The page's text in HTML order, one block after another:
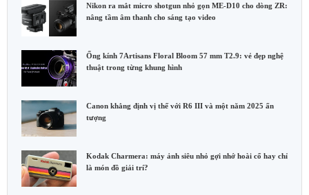
Nikon ra mắt micro shotgun nhỏ gọn ME-D10 cho dòng ZR:
nâng tầm âm thanh cho sáng tạo video
Ống kính 7Artisans Floral Bloom 57 mm T2.9: vẻ đẹp nghệ
thuật trong từng khung hình
Canon khẳng định vị thế với R6 III và một năm 2025 ấn
tượng
Kodak Charmera: máy ảnh siêu nhỏ gợi nhớ hoài cổ hay chỉ
là món đồ giải trí?